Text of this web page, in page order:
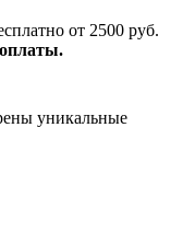
от 2500 руб.
уникальные